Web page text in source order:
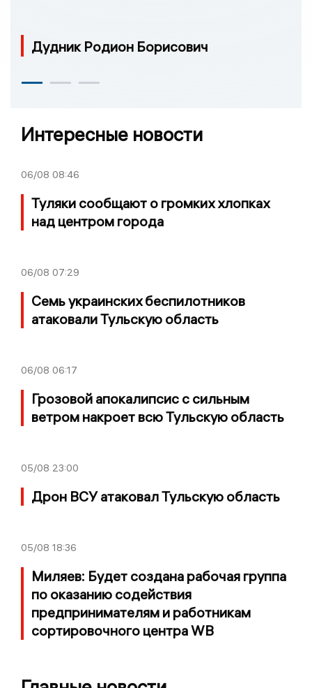
Дудник Родион Борисович
Интересные новости
06/08 08:46
Туляки сообщают о громких хлопках
над центром города
06/08 07:29
Семь украинских беспилотников
атаковали Тульскую область
06/08 06:17
Грозовой апокалипсис с сильным
ветром накроет всю Тульскую область
05/08 23:00
Дрон ВСУ атаковал Тульскую область
05/08 18:36
Миляев: Будет создана рабочая группа
по оказанию содействия
предпринимателям и работникам
сортировочного центра WB